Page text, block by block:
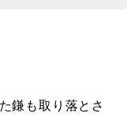
鎌も取り落とさ